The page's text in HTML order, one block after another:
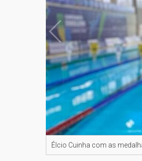
Élcio Cuinha com as